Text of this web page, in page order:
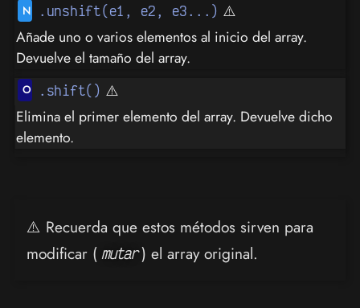
.unshift(e1, e2, e3...) ⚠️
Añade uno o varios elementos al inicio del array.
Devuelve el tamaño del array.
.shift() ⚠️
Elimina el primer elemento del array. Devuelve dicho
elemento.
⚠️ Recuerda que estos métodos sirven para
modificar ( mutar ) el array original.